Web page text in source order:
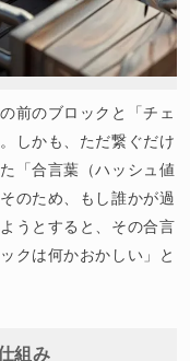
前のブロックと「チェ
しかも、ただ繋ぐだけ
「合言葉（ハッシュ値
のため、もし誰かが過
うとすると、その合言
クは何かおかしい」と
組み